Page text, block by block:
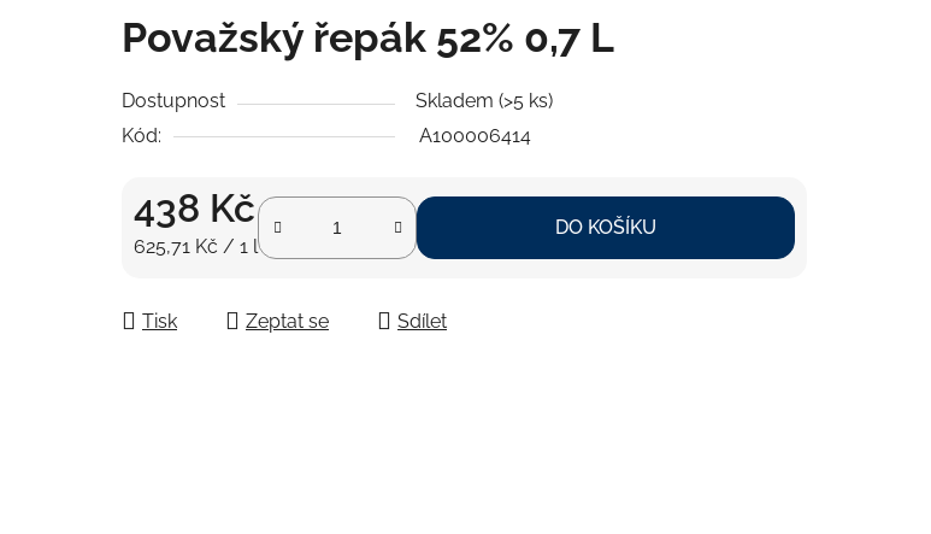
Považský řepák 52% 0,7 L
Dostupnost Skladem (>5 ks)
Kód:
A100006414
438 Kč
Měrná cena:
625,71 Kč / 1 l
DO KOŠÍKU
Tisk Zeptat se Sdílet